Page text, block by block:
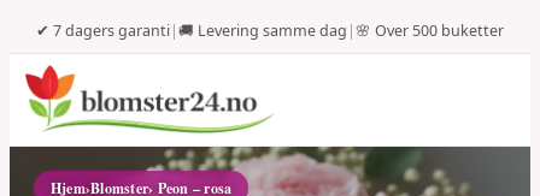
✔ 7 dagers garanti|🚚 Levering samme dag |🌸 Over 500 buketter
Hjem›Blomster› Peon – rosa